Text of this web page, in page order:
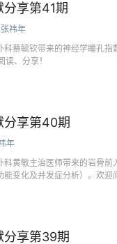
享第41期
祎年
蔡毓钦带来的神经学瞳孔指
、分享！
分享第40期
年
科黄敏主治医师带来的岩骨
变化及并发症分析）。欢迎
分享第39期